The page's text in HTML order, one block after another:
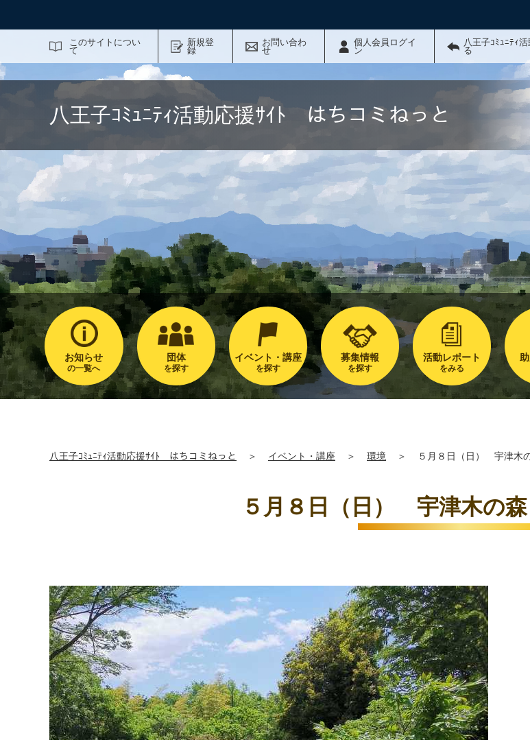
このサイトについ
て
新規登
録
お問い合わ
せ
個人会員ログイ
ン
八王子ｺﾐｭﾆﾃｨ
る
八王子ｺﾐｭﾆﾃｨ活動応援ｻｲﾄ はちコミねっと
お知らせ
の一覧へ
団体
を探す
イベント・講座
を探す
募集情報
を探す
活動レポート
をみる
八王子ｺﾐｭﾆﾃｨ活動応援ｻｲﾄ はちコミねっと ＞ イベント・講座 ＞ 環境 ＞ ５月８日（日） 宇津木
５月８日（日） 宇津木の